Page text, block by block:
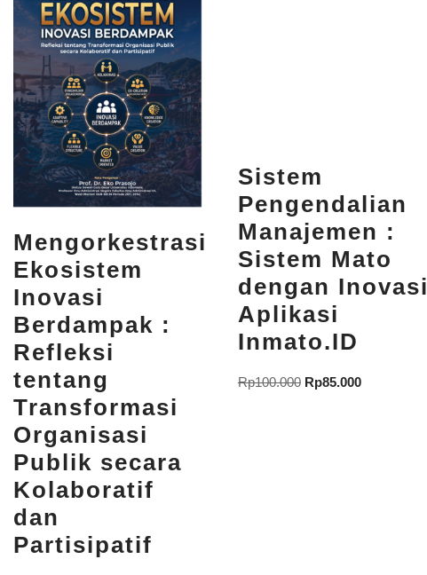
Mengorkestrasi
Ekosistem
Inovasi
Berdampak :
Refleksi
tentang
Transformasi
Organisasi
Publik secara
Kolaboratif
dan
Partisipatif
Sistem
Pengendalian
Manajemen :
Sistem Mato
dengan Inovasi
Aplikasi
Inmato.ID
Rp100.000 Rp85.000